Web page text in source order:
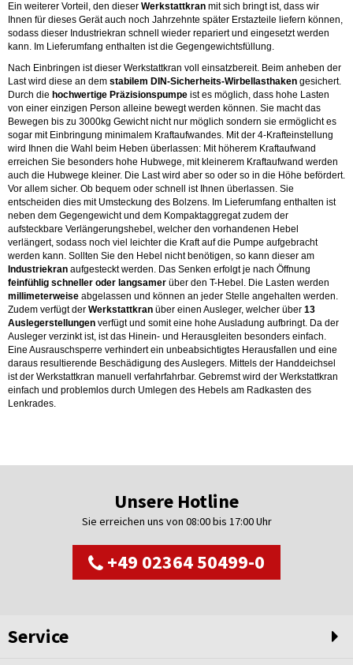
Ein weiterer Vorteil, den dieser Werkstattkran mit sich bringt ist, dass wir
Ihnen für dieses Gerät auch noch Jahrzehnte später Erstazteile liefern können,
sodass dieser Industriekran schnell wieder repariert und eingesetzt werden
kann. Im Lieferumfang enthalten ist die Gegengewichtsfüllung.
Nach Einbringen ist dieser Werkstattkran voll einsatzbereit. Beim anheben der
Last wird diese an dem stabilem DIN-Sicherheits-Wirbellasthaken gesichert.
Durch die hochwertige Präzisionspumpe ist es möglich, dass hohe Lasten
von einer einzigen Person alleine bewegt werden können. Sie macht das
Bewegen bis zu 3000kg Gewicht nicht nur möglich sondern sie ermöglicht es
sogar mit Einbringung minimalem Kraftaufwandes. Mit der 4-Krafteinstellung
wird Ihnen die Wahl beim Heben überlassen: Mit höherem Kraftaufwand
erreichen Sie besonders hohe Hubwege, mit kleinerem Kraftaufwand werden
auch die Hubwege kleiner. Die Last wird aber so oder so in die Höhe befördert.
Vor allem sicher. Ob bequem oder schnell ist Ihnen überlassen. Sie
entscheiden dies mit Umsteckung des Bolzens. Im Lieferumfang enthalten ist
neben dem Gegengewicht und dem Kompaktaggregat zudem der
aufsteckbare Verlängerungshebel, welcher den vorhandenen Hebel
verlängert, sodass noch viel leichter die Kraft auf die Pumpe aufgebracht
werden kann. Sollten Sie den Hebel nicht benötigen, so kann dieser am
Industriekran aufgesteckt werden. Das Senken erfolgt je nach Öffnung
feinfühlig schneller oder langsamer über den T-Hebel. Die Lasten werden
millimeterweise abgelassen und können an jeder Stelle angehalten werden.
Zudem verfügt der Werkstattkran über einen Ausleger, welcher über 13
Auslegerstellungen verfügt und somit eine hohe Ausladung aufbringt. Da der
Ausleger verzinkt ist, ist das Hinein- und Herausgleiten besonders einfach.
Eine Ausrauschsperre verhindert ein unbeabsichtigtes Herausfallen und eine
daraus resultierende Beschädigung des Auslegers. Mittels der Handdeichsel
ist der Werkstattkran manuell verfahrfahrbar. Gebremst wird der Werkstattkran
einfach und problemlos durch Umlegen des Hebels am Radkasten des
Lenkrades.
Unsere Hotline
Sie erreichen uns von 08:00 bis 17:00 Uhr
+49 02364 50499-0
Service